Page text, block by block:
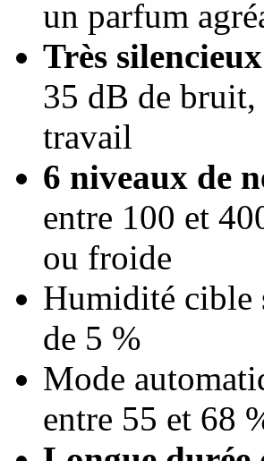
un parfum
Très
35 dB de bruit,
travail
6 niveaux de
entre 100 et
ou froide
Humidité cible
de 5 %
Mode
entre 55 et 68